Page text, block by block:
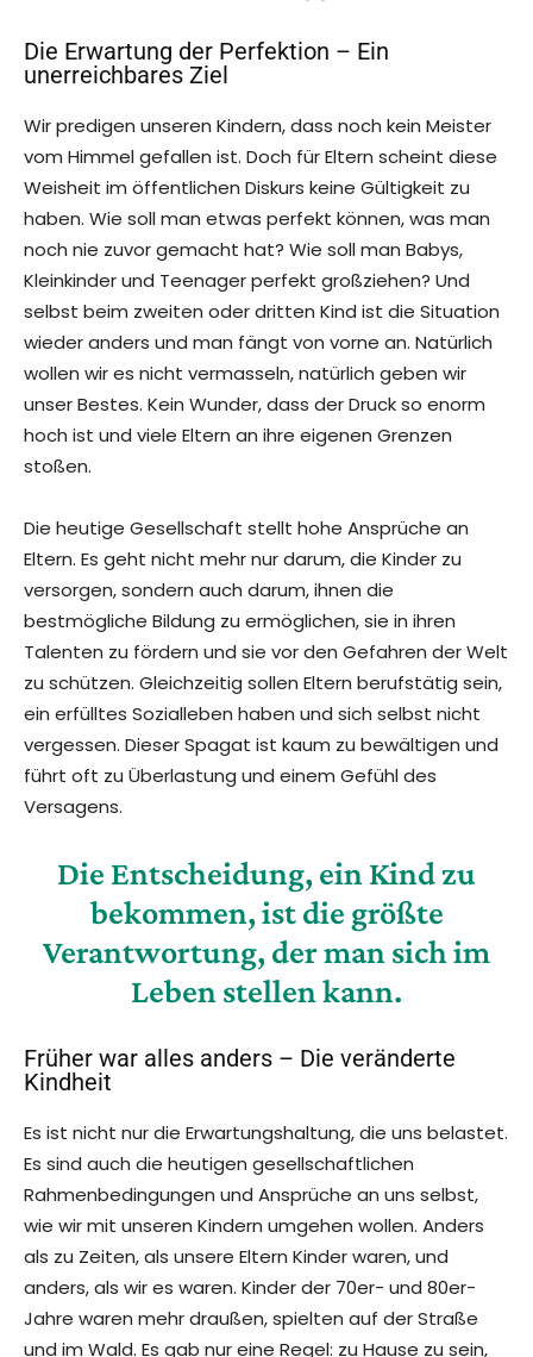
Die Erwartung der Perfektion – Ein
unerreichbares Ziel
Wir predigen unseren Kindern, dass noch kein Meister
vom Himmel gefallen ist. Doch für Eltern scheint diese
Weisheit im öffentlichen Diskurs keine Gültigkeit zu
haben. Wie soll man etwas perfekt können, was man
noch nie zuvor gemacht hat? Wie soll man Babys,
Kleinkinder und Teenager perfekt großziehen? Und
selbst beim zweiten oder dritten Kind ist die Situation
wieder anders und man fängt von vorne an. Natürlich
wollen wir es nicht vermasseln, natürlich geben wir
unser Bestes. Kein Wunder, dass der Druck so enorm
hoch ist und viele Eltern an ihre eigenen Grenzen
stoßen.
Die heutige Gesellschaft stellt hohe Ansprüche an
Eltern. Es geht nicht mehr nur darum, die Kinder zu
versorgen, sondern auch darum, ihnen die
bestmögliche Bildung zu ermöglichen, sie in ihren
Talenten zu fördern und sie vor den Gefahren der Welt
zu schützen. Gleichzeitig sollen Eltern berufstätig sein,
ein erfülltes Sozialleben haben und sich selbst nicht
vergessen. Dieser Spagat ist kaum zu bewältigen und
führt oft zu Überlastung und einem Gefühl des
Versagens.
Die Entscheidung, ein Kind zu
bekommen, ist die größte
Verantwortung, der man sich im
Leben stellen kann.
Früher war alles anders – Die veränderte
Kindheit
Es ist nicht nur die Erwartungshaltung, die uns belastet.
Es sind auch die heutigen gesellschaftlichen
Rahmenbedingungen und Ansprüche an uns selbst,
wie wir mit unseren Kindern umgehen wollen. Anders
als zu Zeiten, als unsere Eltern Kinder waren, und
anders, als wir es waren. Kinder der 70er- und 80er-
Jahre waren mehr draußen, spielten auf der Straße
und im Wald. Es gab nur eine Regel: zu Hause zu sein,